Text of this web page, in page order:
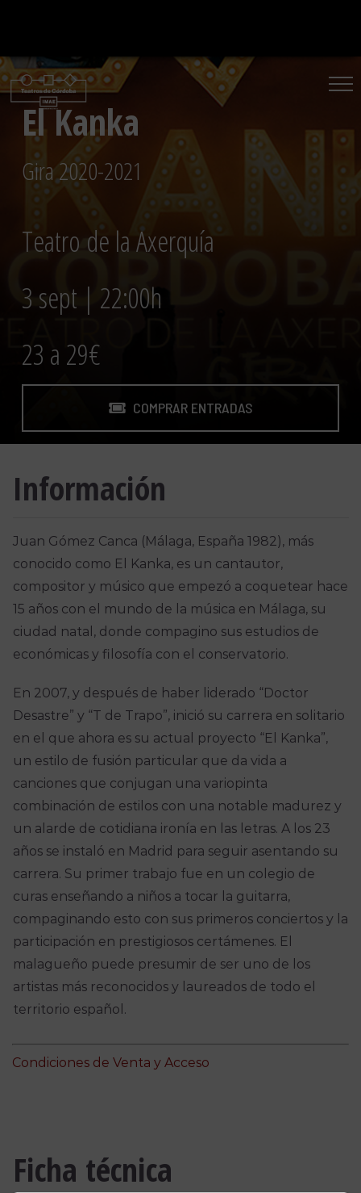
contenido
El Kanka
Gira 2020-2021
Teatro de la Axerquía
3 sept | 22:00h
23 a 29€
COMPRAR ENTRADAS
Información
Juan Gómez Canca (Málaga, España 1982), más
conocido como El Kanka, es un cantautor,
compositor y músico que empezó a coquetear hace
15 años con el mundo de la música en Málaga, su
ciudad natal, donde compagino sus estudios de
económicas y filosofía con el conservatorio.
En 2007, y después de haber liderado “Doctor
Desastre” y “T de Trapo”, inició su carrera en solitario
en el que ahora es su actual proyecto “El Kanka”,
un estilo de fusión particular que da vida a
canciones que conjugan una variopinta
combinación de estilos con una notable madurez y
un alarde de cotidiana ironía en las letras. A los 23
años se instaló en Madrid para seguir asentando su
carrera. Su primer trabajo fue en un colegio de
curas enseñando a niños a tocar la guitarra,
compaginando esto con sus primeros conciertos y la
participación en prestigiosos certámenes. El
malagueño puede presumir de ser uno de los
artistas más reconocidos y laureados de todo el
territorio español.
Condiciones de Venta y Acceso
Ficha técnica